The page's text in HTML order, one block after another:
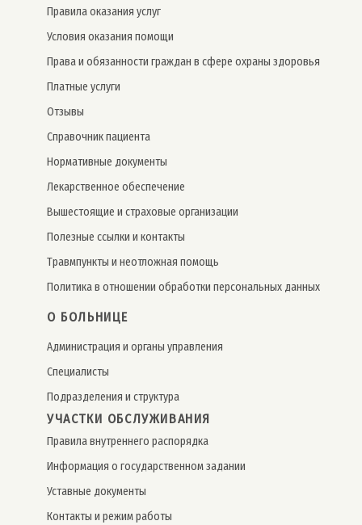
Правила оказания услуг
Условия оказания помощи
Права и обязанности граждан в сфере охраны здоровья
Платные услуги
Отзывы
Справочник пациента
Нормативные документы
Лекарственное обеспечение
Вышестоящие и страховые организации
Полезные ссылки и контакты
Травмпункты и неотложная помощь
Политика в отношении обработки персональных данных
О БОЛЬНИЦЕ
Администрация и органы управления
Специалисты
Подразделения и структура
УЧАСТКИ ОБСЛУЖИВАНИЯ
Правила внутреннего распорядка
Информация о государственном задании
Уставные документы
Контакты и режим работы